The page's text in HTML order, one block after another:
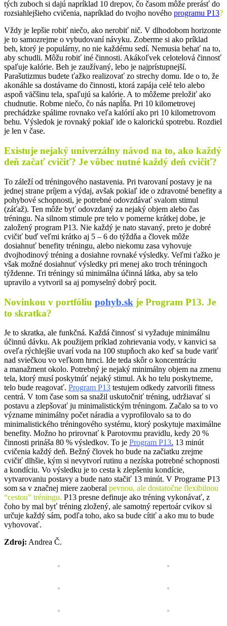
tých zuboch si dajú napríklad 10 drepov, čo časom môže prerásť do
rozsiahlejšieho cvičenia, napríklad do tvojho nového programu P13?
Vždy je lepšie robiť niečo, ako nerobiť nič. V dlhodobom horizonte
je to samozrejme o vybudovaní návyku. Zoberme si ako príklad
beh, ktorý je populárny, no nie každému sedí. Nemusia behať na to,
aby schudli. Môžu robiť iné činnosti. Akákoľvek celotelová činnosť
spaľuje kalórie. Beh je zaužívaný, lebo je najprístupnejší.
Parašutizmus budete ťažko realizovať zo strechy domu. Ide o to, že
akonáhle sa dostávame do činnosti, ktorá zapája celé telo alebo
aspoň väčšinu tela, spaľujú sa kalórie. A to môžeme preložiť ako
chudnutie. Robme niečo, čo nás napĺňa. Pri 10 kilometrovej
prechádzke spálime rovnako veľa kalórií ako pri 10 kilometrovom
behu. Výsledok je rovnaký pokiaľ ide o kalorickú spotrebu. Rozdiel
je len v čase.
Existuje nejaký univerzálny návod na to, ako každý
deň začať cvičiť? Je vôbec nutné každý deň cvičiť?
To záleží od tréningového nastavenia. Pri tvarovaní postavy je na
jednej strane príjem a výdaj, avšak pokiaľ ide o zdravotné benefity a
pohybové schopnosti, je potrebné odovzdávať svalom stimul
(záťaž). Ten môže byť odovzdaný za nejaký objem alebo čas
tréningu. Na silnom stimule pre telo v pomerne krátkej dobe, je
založený program P13. Nie každý je nato stavaný, preto je dobré
cvičiť buď veľmi krátko aj 5 – 6 do týždňa a človek môže
dosiahnuť benefity tréningu, alebo niekomu zasa vyhovuje
dvojhodinový tréning a dosiahne rovnaké výsledky. Veľmi ťažko je
však možné dosiahnuť výsledky pri menej ako troch tréningoch
týždenne. Tri tréningy sú minimálna účinná látka, aby sa telo
upravilo a vytvoril sa aj pomyselný dobrý pocit.
Novinkou v portfóliu pohyb.sk je Program P13. Je
to skratka?
Je to skratka, ale funkčná. Každá činnosť si vyžaduje minimálnu
účinnú dávku. Ak použijem príklad zohrievania vody, v kanvici sa
oveľa rýchlejšie uvarí voda na 100 stupňoch ako keď sa bude variť
nad sviečkou vo veľkom hrnci. Ide teda skôr o koncentráciu
a manažment okolo. Potrebný je nejaký minimálny objem na zmenu
tela, ktorý musí poskytnúť nejaký stimul. Ak ho telu poskytneme,
telo bude reagovať. Program P13 testujem odkedy zatvorili fitness
centrá. V tom čase som sa snažil uskutočniť tréning, udržiavať si
postavu a zlepšovať ju minimalistickým tréningom. Začalo sa to vo
význame minimálny počet náradia a vyprofilovalo sa to do
minimalistického tréningového systému, ktorý poskytuje maximálne
benefity. Možno ho prirovnať k Parotovmu pravidlu, kedy 20 %
činnosti prináša 80 % výsledkov. To je Program P13. 13 minút
cvičenia každý deň. Bežný človek ho bude na začiatku zrejme
cvičiť dlhšie, kým si nevytvorí rutinu a nezíska potrebné schopnosti
a kondíciu. Vo výsledku je to cesta k zlepšeniu kondície,
vytvarovaniu postavy a bude nato stačiť 13 minút. V Programe P13
som sa v značnej miere zaoberal pevnou, ale dostatočne flexibilnou
“cestou” tréningu. P13 presne definuje ako tréning vykonávať, z
čoho by mal byť tréning zložený, ale samotný repertoár cvikov si
určuje každý sám, podľa toho, ako sa bude cítiť a ako mu to bude
vyhovovať.
Zdroj: Andrea Č.